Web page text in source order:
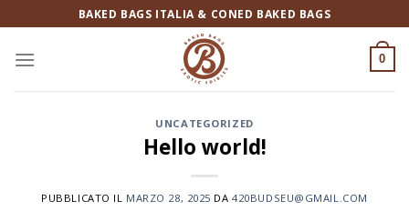
ai
contenuti
BAKED BAGS ITALIA & CONED BAKED BAGS
0
UNCATEGORIZED
Hello world!
PUBBLICATO IL MARZO 28, 2025 DA420BUDSEU@GMAIL.COM